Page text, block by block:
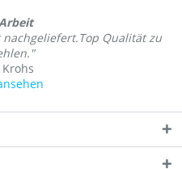
Qualität zu
Krohs